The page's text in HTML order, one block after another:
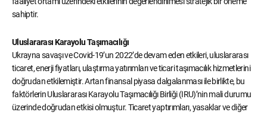
sahiptir.
Uluslararası Karayolu Taşımacılığı
Ukrayna savaşı ve Covid-19’un 2022’de devam eden etkileri, uluslararası
ticaret, enerji fiyatları, ulaştırma yatırımları ve ticari taşımacılık hizmetlerini
doğrudan etkilemiştir. Artan finansal piyasa dalgalanması ile birlikte, bu
faktörlerin Uluslararası Karayolu Taşımacılığı Birliği (IRU)’nin mali durumu
üzerinde doğrudan etkisi olmuştur. Ticaret yaptırımları, yasaklar ve diğer